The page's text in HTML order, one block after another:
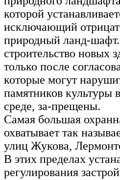
которой
исключающий
природный ланд-
строительство новых
только после
которые могут
памятников культуры
среде, за-прещены.
Самая большая
охватывает так
улиц Жукова,
В этих пределах
регулирования